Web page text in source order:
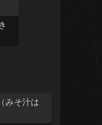
みそ汁は